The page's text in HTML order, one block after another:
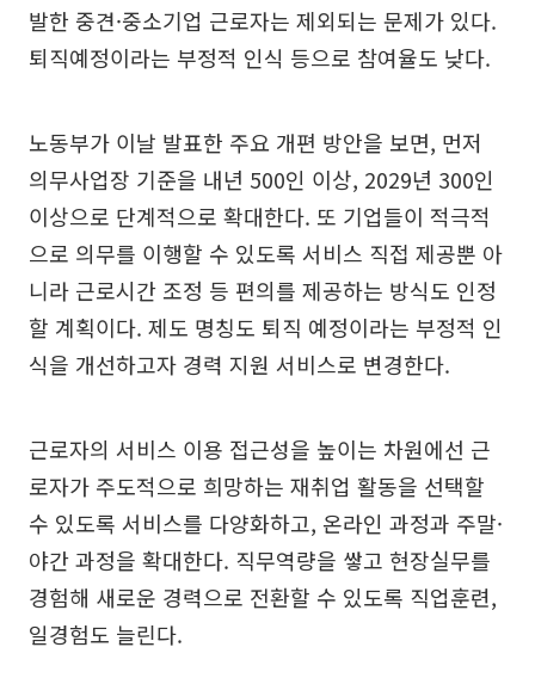
발한 중견·중소기업 근로자는 제외되는 문제가 있다.
퇴직예정이라는 부정적 인식 등으로 참여율도 낮다.
노동부가 이날 발표한 주요 개편 방안을 보면, 먼저
의무사업장 기준을 내년 500인 이상, 2029년 300인
이상으로 단계적으로 확대한다. 또 기업들이 적극적
으로 의무를 이행할 수 있도록 서비스 직접 제공뿐 아
니라 근로시간 조정 등 편의를 제공하는 방식도 인정
할 계획이다. 제도 명칭도 퇴직 예정이라는 부정적 인
식을 개선하고자 경력 지원 서비스로 변경한다.
근로자의 서비스 이용 접근성을 높이는 차원에선 근
로자가 주도적으로 희망하는 재취업 활동을 선택할
수 있도록 서비스를 다양화하고, 온라인 과정과 주말·
야간 과정을 확대한다. 직무역량을 쌓고 현장실무를
경험해 새로운 경력으로 전환할 수 있도록 직업훈련,
일경험도 늘린다.